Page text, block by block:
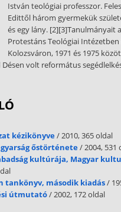
István teológiai professzor.
Edittől három gyermekük
és egy lány. [2][3]Tanulmányait a
Protestáns Teológiai
Kolozsváron, 1971 és 1975
volt református
kézikönyve/ 2010, 365 oldal
őstörténete/ 2004, 531
kultúrája, Magyar
tankönyv, második kiadás/
útmutató/ 2002, 172 oldal